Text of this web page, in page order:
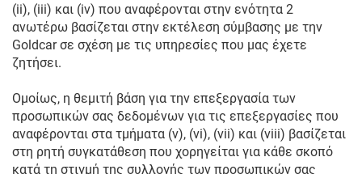
(ii), (iii) και (iv) που αναφέρονται στην ενότητα 2
ανωτέρω βασίζεται στην εκτέλεση σύμβασης με την
Goldcar σε σχέση με τις υπηρεσίες που μας έχετε
ζητήσει.
Ομοίως, η θεμιτή βάση για την επεξεργασία των
προσωπικών σας δεδομένων για τις επεξεργασίες που
αναφέρονται στα τμήματα (v), (vi), (vii) και (viii) βασίζεται
στη ρητή συγκατάθεση που χορηγείται για κάθε σκοπό
κατά τη στιγμή της συλλογής των προσωπικών σας